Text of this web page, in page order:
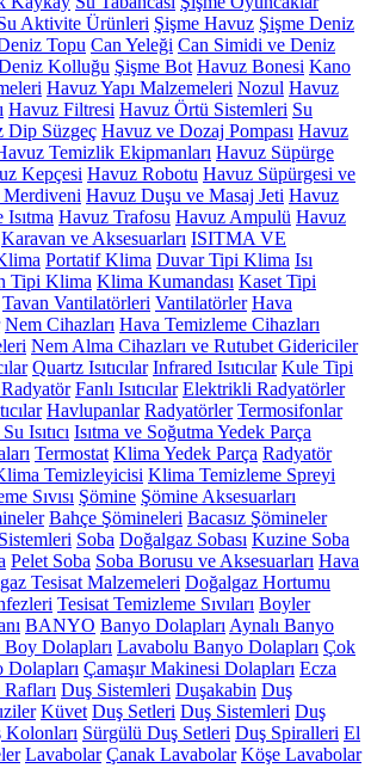
Aktivite Ürünleri Şişme Havuz Şişme Deniz
Topu Can Yeleği Can Simidi ve Deniz
Kolluğu Şişme Bot Havuz Bonesi Kano
Havuz Yapı Malzemeleri Nozul Havuz
Havuz Filtresi Havuz Örtü Sistemleri Su
Dip Süzgeç Havuz ve Dozaj Pompası Havuz
Temizlik Ekipmanları Havuz Süpürge
Kepçesi Havuz Robotu Havuz Süpürgesi ve
Havuz Duşu ve Masaj Jeti Havuz
Isıtma Havuz Trafosu Havuz Ampulü Havuz
Karavan ve Aksesuarları ISITMA VE
Portatif Klima Duvar Tipi Klima Isı
Tipi Klima Klima Kumandası Kaset Tipi
Tavan Vantilatörleri Vantilatörler Hava
Nem Cihazları Hava Temizleme Cihazları
Nem Alma Cihazları ve Rutubet Gidericiler
Quartz Isıtıcılar Infrared Isıtıcılar Kule Tipi
Fanlı Isıtıcılar Elektrikli Radyatörler
Havlupanlar Radyatörler Termosifonlar
Isıtıcı Isıtma ve Soğutma Yedek Parça
Termostat Klima Yedek Parça Radyatör
Temizleyicisi Klima Temizleme Spreyi
Sıvısı Şömine Şömine Aksesuarları
Bahçe Şömineleri Bacasız Şömineler
Soba Doğalgaz Sobası Kuzine Soba
Pelet Soba Soba Borusu ve Aksesuarları Hava
Tesisat Malzemeleri Doğalgaz Hortumu
Tesisat Temizleme Sıvıları Boyler
BANYO Banyo Dolapları Aynalı Banyo
Dolapları Lavabolu Banyo Dolapları Çok
Dolapları Çamaşır Makinesi Dolapları Ecza
Duş Sistemleri Duşakabin Duş
Küvet Duş Setleri Duş Sistemleri Duş
Kolonları Sürgülü Duş Setleri Duş Spiralleri El
Lavabolar Çanak Lavabolar Köşe Lavabolar